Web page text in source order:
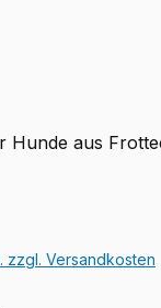
Hunde aus
zzgl. Versandkosten